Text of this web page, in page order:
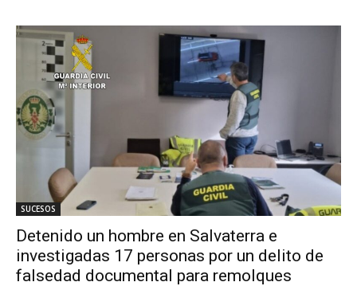
SUCESOS
Detenido un hombre en Salvaterra e
investigadas 17 personas por un delito de
falsedad documental para remolques